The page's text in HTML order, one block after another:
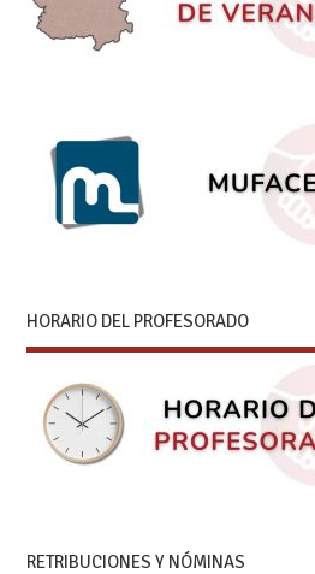
HORARIO DEL PROFESORADO
RETRIBUCIONES Y NÓMINAS